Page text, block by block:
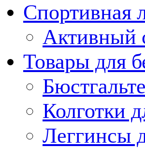
Спортивная
Активный
Товары для
Колготки
Леггинсы